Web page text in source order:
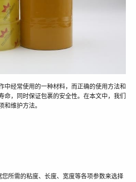
中经常使用的一种材料，而正确的使用方法和
命，同时保证包裹的安全性。在本文中，我们
和维护方法。
所需的粘度、长度、宽度等各项参数来选择